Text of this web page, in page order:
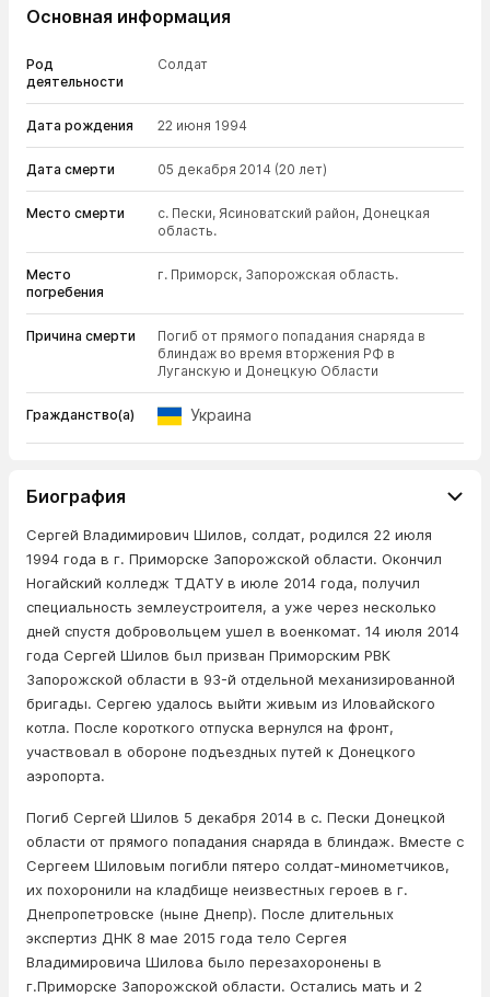
Основная информация
Род
деятельности
Солдат
Дата рождения 22 июня 1994
Дата смерти 05 декабря 2014 (20 лет)
Место смерти
с. Пески, Ясиноватский район, Донецкая
область.
Место
погребения
г. Приморск, Запорожская область.
Причина смерти
Погиб от прямого попадания снаряда в
блиндаж во время вторжения РФ в
Луганскую и Донецкую Области
Гражданство(а) Украина
Биография
Сергей Владимирович Шилов, солдат, родился 22 июля
1994 года в г. Приморске Запорожской области. Окончил
Ногайский колледж ТДАТУ в июле 2014 года, получил
специальность землеустроителя, а уже через несколько
дней спустя добровольцем ушел в военкомат. 14 июля 2014
года Сергей Шилов был призван Приморским РВК
Запорожской области в 93-й отдельной механизированной
бригады. Сергею удалось выйти живым из Иловайского
котла. После короткого отпуска вернулся на фронт,
участвовал в обороне подъездных путей к Донецкого
аэропорта.
Погиб Сергей Шилов 5 декабря 2014 в с. Пески Донецкой
области от прямого попадания снаряда в блиндаж. Вместе с
Сергеем Шиловым погибли пятеро солдат-минометчиков,
их похоронили на кладбище неизвестных героев в г.
Днепропетровске (ныне Днепр). После длительных
экспертиз ДНК 8 мае 2015 года тело Сергея
Владимировича Шилова было перезахоронены в
г.Приморске Запорожской области. Остались мать и 2